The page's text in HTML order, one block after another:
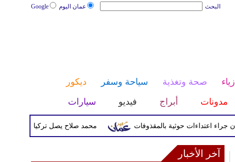
عمان اليوم Google البحث
أزياء صحة وتغذية سياحة وسفر
ديكور
مدونات أبراج فيديو سيارات
محمد صلاح يصل تركيا الأربعاء لإتمام
آخر الأخبار